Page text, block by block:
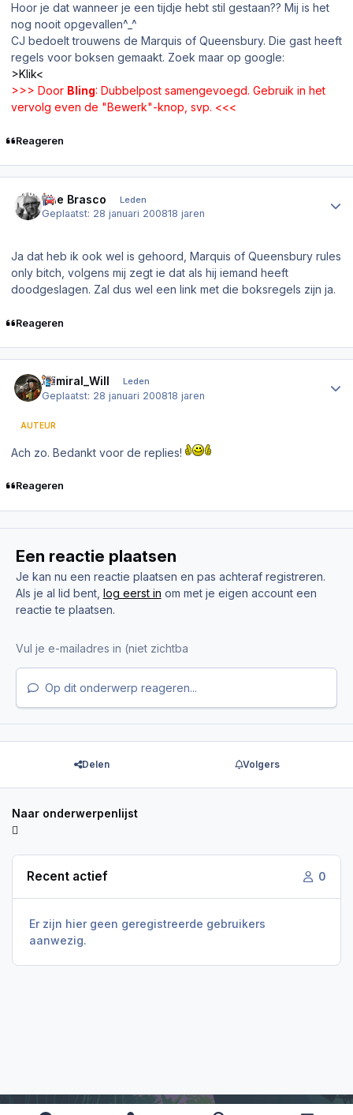
Hoor je dat wanneer je een tijdje hebt stil gestaan?? Mij is het
nog nooit opgevallen^_^
CJ bedoelt trouwens de Marquis of Queensbury. Die gast heeft
regels voor boksen gemaakt. Zoek maar op google:
>Klik<
>>> Door Bling: Dubbelpost samengevoegd. Gebruik in het
vervolg even de "Bewerk"-knop, svp. <<<
Reageren
The Brasco Leden
Geplaatst: 28 januari 200818 jaren
Ja dat heb ik ook wel is gehoord, Marquis of Queensbury rules
only bitch, volgens mij zegt ie dat als hij iemand heeft
doodgeslagen. Zal dus wel een link met die boksregels zijn ja.
Reageren
Admiral_Will Leden
Geplaatst: 28 januari 200818 jaren
AUTEUR
Ach zo. Bedankt voor de replies!
Reageren
Een reactie plaatsen
Je kan nu een reactie plaatsen en pas achteraf registreren.
Als je al lid bent, log eerst in om met je eigen account een
reactie te plaatsen.
Op dit onderwerp reageren...
Delen Volgers
Naar onderwerpenlijst
Recent actief 0
Er zijn hier geen geregistreerde gebruikers
aanwezig.